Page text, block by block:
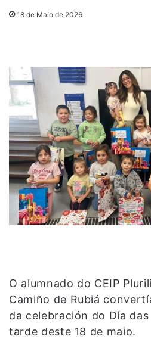
18 de Maio de 2026
O alumnado do CEIP
Camiño de Rubiá
da celebración do Día
tarde deste 18 de maio.